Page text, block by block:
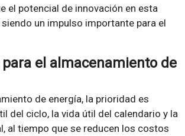
el potencial de innovación en esta
un impulso importante para el
el almacenamiento de
de energía, la prioridad es
del ciclo, la vida útil del calendario y la
al tiempo que se reducen los costos